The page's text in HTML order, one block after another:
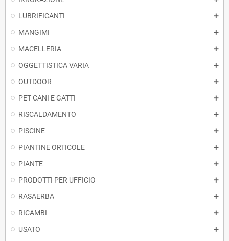
LUBRIFICANTI
MANGIMI
MACELLERIA
OGGETTISTICA VARIA
OUTDOOR
PET CANI E GATTI
RISCALDAMENTO
PISCINE
PIANTINE ORTICOLE
PIANTE
PRODOTTI PER UFFICIO
RASAERBA
RICAMBI
USATO